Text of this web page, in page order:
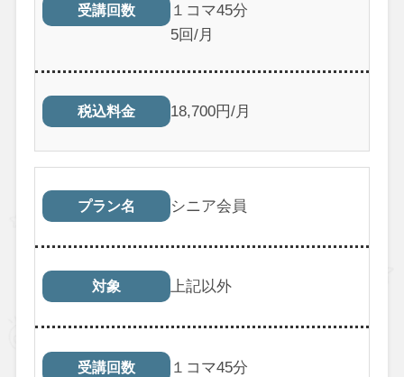
受講回数
１コマ45分
5回/月
税込料金 18,700円/月
プラン名 シニア会員
対象 上記以外
受講回数
１コマ45分